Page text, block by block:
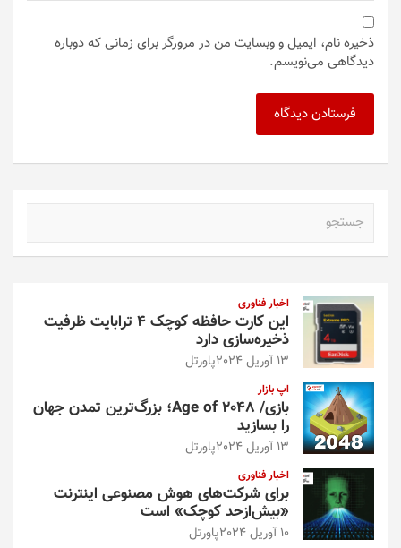
ذخیره نام، ایمیل و وبسایت من در مرورگر برای زمانی که دوباره
دیدگاهی می‌نویسم.
اخبار فناوری
این کارت حافظه کوچک ۴ ترابایت ظرفیت
ذخیره‌سازی دارد
13 آوریل 2024 پاورتل
اپ بازار
بازی/ Age of 2048؛ بزرگ‌ترین تمدن جهان
را بسازید
13 آوریل 2024 پاورتل
اخبار فناوری
برای شرکت‌های هوش مصنوعی اینترنت
«بیش‌از‌حد کوچک» است
10 آوریل 2024 پاورتل